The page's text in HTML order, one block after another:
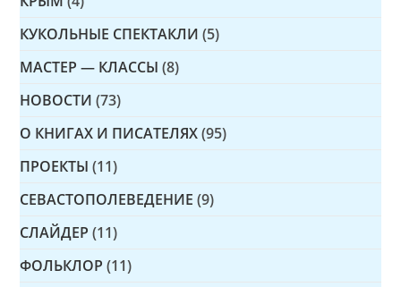
КУКОЛЬНЫЕ СПЕКТАКЛИ (5)
МАСТЕР — КЛАССЫ (8)
НОВОСТИ (73)
О КНИГАХ И ПИСАТЕЛЯХ (95)
ПРОЕКТЫ (11)
СЕВАСТОПОЛЕВЕДЕНИЕ (9)
СЛАЙДЕР (11)
ФОЛЬКЛОР (11)